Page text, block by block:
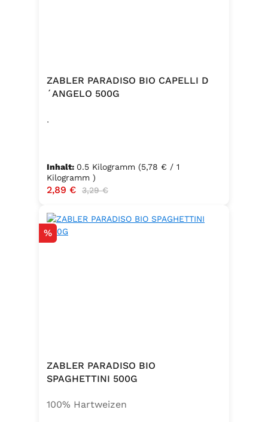
ZABLER PARADISO BIO CAPELLI D
´ANGELO 500G
.
Inhalt: 0.5 Kilogramm (5,78 € / 1
Kilogramm )
Verkaufspreis:
2,89 € Regulärer Preis:
3,29 €
Rabatt
%
ZABLER PARADISO BIO
SPAGHETTINI 500G
100% Hartweizen